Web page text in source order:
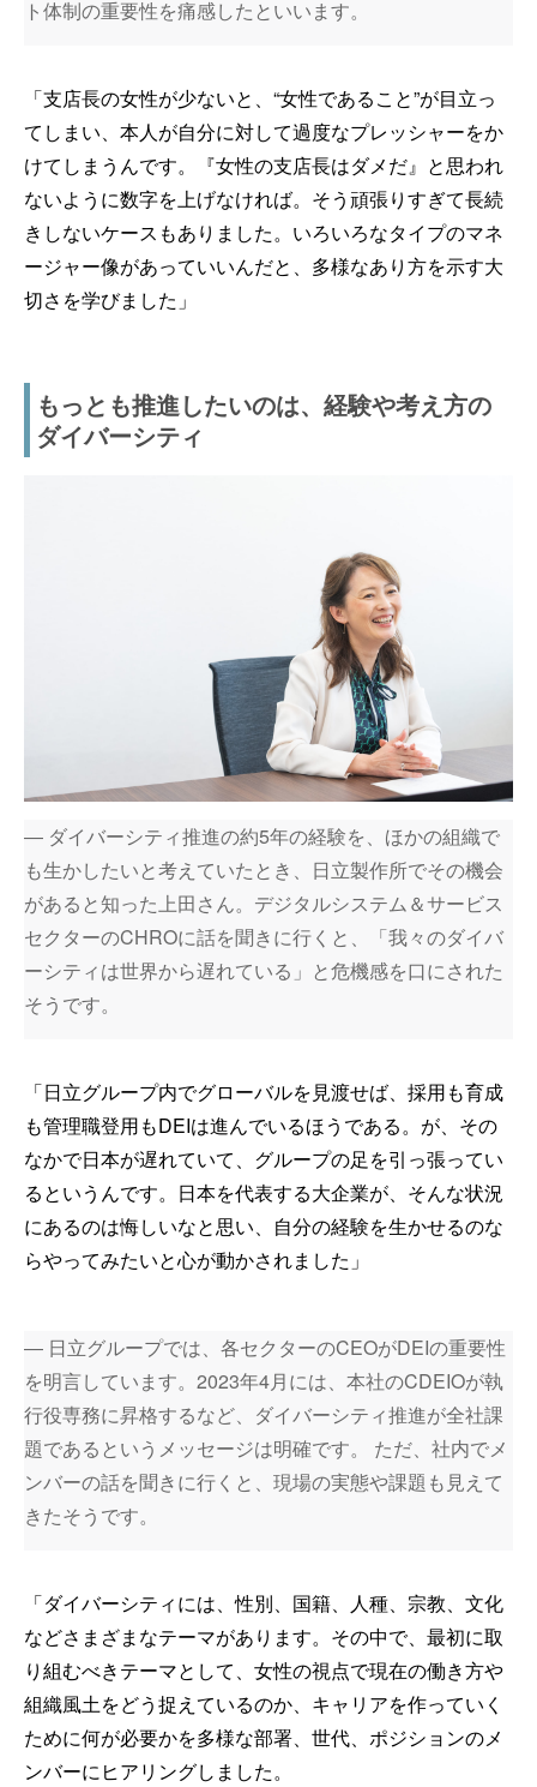
ト体制の重要性を痛感したといいます。
「支店長の女性が少ないと、“女性であること”が目立っ
てしまい、本人が自分に対して過度なプレッシャーをか
けてしまうんです。『女性の支店長はダメだ』と思われ
ないように数字を上げなければ。そう頑張りすぎて長続
きしないケースもありました。いろいろなタイプのマネ
ージャー像があっていいんだと、多様なあり方を示す大
切さを学びました」
もっとも推進したいのは、経験や考え方の
ダイバーシティ
― ダイバーシティ推進の約5年の経験を、ほかの組織で
も生かしたいと考えていたとき、日立製作所でその機会
があると知った上田さん。デジタルシステム＆サービス
セクターのCHROに話を聞きに行くと、「我々のダイバ
ーシティは世界から遅れている」と危機感を口にされた
そうです。
「日立グループ内でグローバルを見渡せば、採用も育成
も管理職登用もDEIは進んでいるほうである。が、その
なかで日本が遅れていて、グループの足を引っ張ってい
るというんです。日本を代表する大企業が、そんな状況
にあるのは悔しいなと思い、自分の経験を生かせるのな
らやってみたいと心が動かされました」
― 日立グループでは、各セクターのCEOがDEIの重要性
を明言しています。2023年4月には、本社のCDEIOが執
行役専務に昇格するなど、ダイバーシティ推進が全社課
題であるというメッセージは明確です。 ただ、社内でメ
ンバーの話を聞きに行くと、現場の実態や課題も見えて
きたそうです。
「ダイバーシティには、性別、国籍、人種、宗教、文化
などさまざまなテーマがあります。その中で、最初に取
り組むべきテーマとして、女性の視点で現在の働き方や
組織風土をどう捉えているのか、キャリアを作っていく
ために何が必要かを多様な部署、世代、ポジションのメ
ンバーにヒアリングしました。